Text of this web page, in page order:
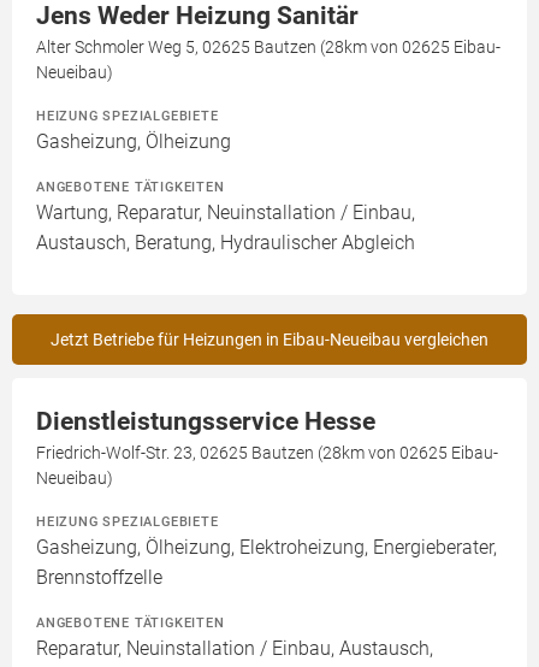
Jens Weder Heizung Sanitär
Alter Schmoler Weg 5, 02625 Bautzen (28km von 02625 Eibau-
Neueibau)
HEIZUNG SPEZIALGEBIETE
Gasheizung, Ölheizung
ANGEBOTENE TÄTIGKEITEN
Wartung, Reparatur, Neuinstallation / Einbau,
Austausch, Beratung, Hydraulischer Abgleich
Jetzt Betriebe für Heizungen in Eibau-Neueibau vergleichen
Dienstleistungsservice Hesse
Friedrich-Wolf-Str. 23, 02625 Bautzen (28km von 02625 Eibau-
Neueibau)
HEIZUNG SPEZIALGEBIETE
Gasheizung, Ölheizung, Elektroheizung, Energieberater,
Brennstoffzelle
ANGEBOTENE TÄTIGKEITEN
Reparatur, Neuinstallation / Einbau, Austausch,